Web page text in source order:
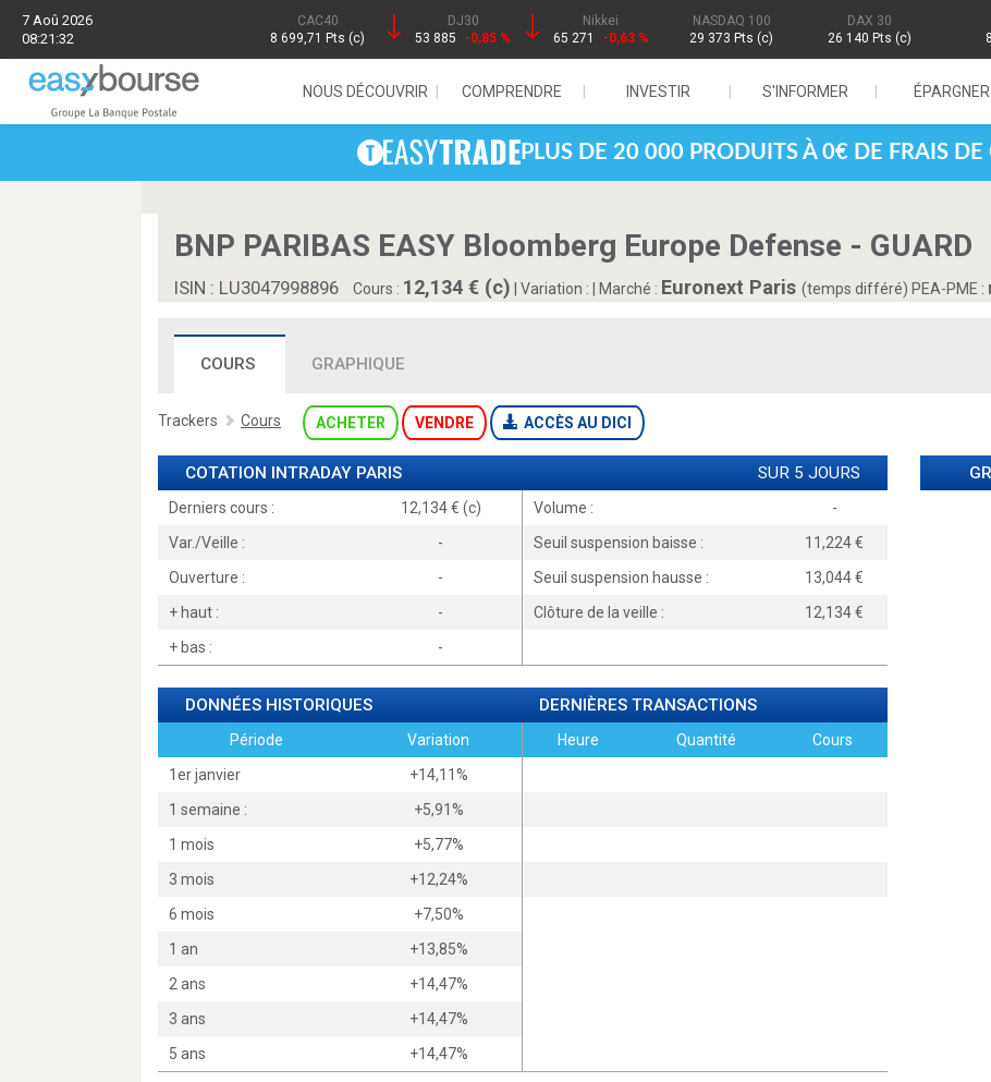
7 Aoû 2026
08:21:32
CAC40
8 699,71 Pts (c)
DJ30
53 885
-0,85 %
Nikkei
65 271
-0,63 %
NASDAQ 100
29 373 Pts (c)
DAX 30
26 140 Pts (c)
NOUS DÉCOUVRIR COMPRENDRE INVESTIR S'INFORMER ÉPARGNER
PLUS DE 20 000 PRODUITS À 0€ DE FRAIS DE
BNP PARIBAS EASY Bloomberg Europe Defense - GUARD
ISIN : LU3047998896 Cours : 12,134 € (c) Variation : Marché : Euronext Paris (temps différé) PEA-PME :
COURS GRAPHIQUE
Trackers Cours ACHETER VENDRE ACCÈS AU DICI
COTATION INTRADAY PARIS SUR 5 JOURS
Derniers cours :
12,134 € (c)
Var./Veille :
-
Ouverture :
-
+ haut :
-
+ bas :
-
Volume :
-
Seuil suspension baisse :
11,224
Seuil suspension hausse :
13,044
Clôture de la veille :
12,134
DONNÉES HISTORIQUES DERNIÈRES TRANSACTIONS
Période
Variation
1er janvier
+14,11%
1 semaine :
+5,91%
1 mois
+5,77%
3 mois
+12,24%
6 mois
+7,50%
1 an
+13,85%
2 ans
+14,47%
3 ans
+14,47%
5 ans
+14,47%
Heure Quantité Cours